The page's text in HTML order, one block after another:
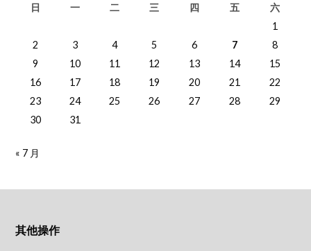
日 一 二 三 四 五 六
1
2
3 4 5 6 7
8
9
10 11 12 13 14
15
16
17 18 19 20 21
22
23
24 25 26 27 28
29
30
31
« 7 月
其他操作